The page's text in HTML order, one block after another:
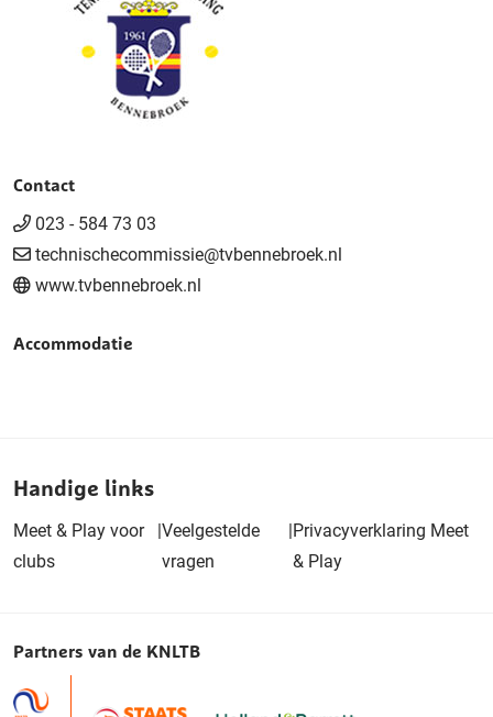
Contact
023 - 584 73 03
technischecommissie@tvbennebroek.nl
www.tvbennebroek.nl
Accommodatie
Handige links
Meet & Play voor
clubs
|Veelgestelde
vragen
|Privacyverklaring Meet
& Play
Partners van de KNLTB